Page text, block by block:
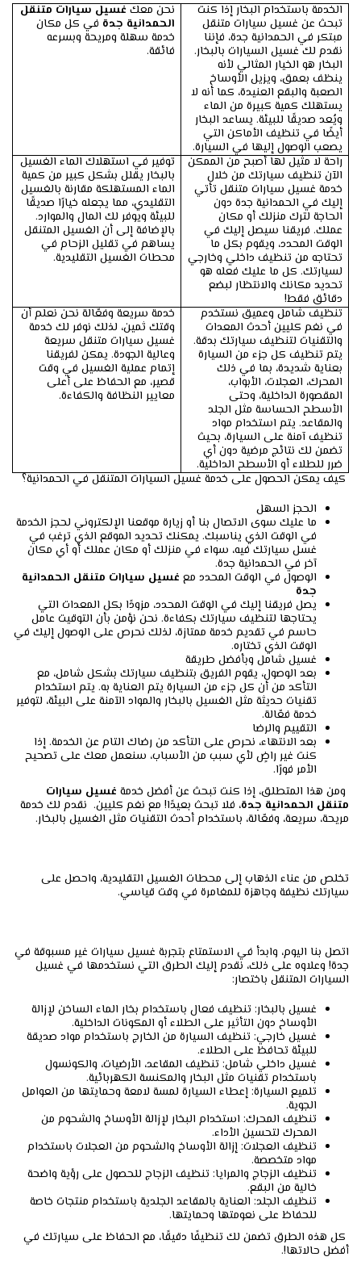
الخدمة باستخدام البخار إذا كنت
تبحث عن غسيل سيارات متنقل
مبتكر في الحمدانية جدة، فإننا
نقدم لك غسيل السيارات بالبخار.
البخار هو الخيار المثالي لأنه
ينظف بعمق، ويزيل الأوساخ
الصعبة والبقع العنيدة، كما أنه لا
يستهلك كمية كبيرة من الماء
ويُعد صديقًا للبيئة. يساعد البخار
أيضًا في تنظيف الأماكن التي
يصعب الوصول إليها في السيارة.
نحن معك غسيل سيارات متنقل
الحمدانية جدة في كل مكان
خدمة سهلة ومريحة وبسرعه
فائقة.
راحة لا مثيل لها أصبح من الممكن
الآن تنظيف سيارتك من خلال
خدمة غسيل سيارات متنقل تأتي
إليك في الحمدانية جدة دون
الحاجة لترك منزلك أو مكان
عملك. فريقنا سيصل إليك في
الوقت المحدد، ويقوم بكل ما
تحتاجه من تنظيف داخلي وخارجي
لسيارتك. كل ما عليك فعله هو
تحديد مكانك والانتظار لبضع
دقائق فقط!
توفير في استهلاك الماء الغسيل
بالبخار يقلل بشكل كبير من كمية
الماء المستهلكة مقارنة بالغسيل
التقليدي، مما يجعله خيارًا صديقًا
للبيئة ويوفر لك المال والموارد.
بالإضافة إلى أن الغسيل المتنقل
يساهم في تقليل الزحام في
محطات الغسيل التقليدية.
تنظيف شامل وعميق نستخدم
في نغم كليين أحدث المعدات
والتقنيات لتنظيف سيارتك بدقة.
يتم تنظيف كل جزء من السيارة
بعناية شديدة، بما في ذلك
المحرك، العجلات، الأبواب،
المقصورة الداخلية، وحتى
الأسطح الحساسة مثل الجلد
والمقاعد. يتم استخدام مواد
تنظيف آمنة على السيارة، بحيث
تضمن لك نتائج مرضية دون أي
ضرر للطلاء أو الأسطح الداخلية.
خدمة سريعة وفعّالة نحن نعلم أن
وقتك ثمين، لذلك نوفر لك خدمة
غسيل سيارات متنقل سريعة
وعالية الجودة. يمكن لفريقنا
إتمام عملية الغسيل في وقت
قصير، مع الحفاظ على أعلى
معايير النظافة والكفاءة.
كيف يمكن الحصول على خدمة غسيل السيارات المتنقل في الحمدانية؟
الحجز السهل
ما عليك سوى الاتصال بنا أو زيارة موقعنا الإلكتروني لحجز الخدمة
في الوقت الذي يناسبك. يمكنك تحديد الموقع الذي ترغب في
غسل سيارتك فيه، سواء في منزلك أو مكان عملك أو أي مكان
آخر في الحمدانية جدة.
الوصول في الوقت المحدد مع غسيل سيارات متنقل الحمدانية
جدة
يصل فريقنا إليك في الوقت المحدد، مزودًا بكل المعدات التي
يحتاجها لتنظيف سيارتك بكفاءة. نحن نؤمن بأن التوقيت عامل
حاسم في تقديم خدمة ممتازة، لذلك نحرص على الوصول إليك في
الوقت الذي تختاره.
غسيل شامل وبأفضل طريقة
بعد الوصول، يقوم الفريق بتنظيف سيارتك بشكل شامل، مع
التأكد من أن كل جزء من السيارة يتم العناية به. يتم استخدام
تقنيات حديثة مثل الغسيل بالبخار والمواد الآمنة على البيئة، لتوفير
خدمة فعّالة.
التقييم والرضا
بعد الانتهاء، نحرص على التأكد من رضاك التام عن الخدمة. إذا
كنت غير راضٍ لأي سبب من الأسباب، سنعمل معك على تصحيح
الأمر فورًا.
ومن هذا المتطلق، إذا كنت تبحث عن أفضل خدمة غسيل سيارات
متنقل الحمدانية جدة، فلا تبحث بعيدًا! مع نغم كليين. نقدم لك خدمة
مريحة، سريعة، وفعّالة، باستخدام أحدث التقنيات مثل الغسيل بالبخار.
تخلص من عناء الذهاب إلى محطات الغسيل التقليدية، واحصل على
سيارتك نظيفة وجاهزة للمغامرة في وقت قياسي.
اتصل بنا اليوم، وابدأ في الاستمتاع بتجربة غسيل سيارات غير مسبوقة في
جدة! وعلاوه على ذلك، نقدم إليك الطرق التي نستخدمها في غسيل
السيارات المتنقل باختصار:
غسيل بالبخار: تنظيف فعال باستخدام بخار الماء الساخن لإزالة
الأوساخ دون التأثير على الطلاء أو المكونات الداخلية.
غسيل خارجي: تنظيف السيارة من الخارج باستخدام مواد صديقة
للبيئة تحافظ على الطلاء.
غسيل داخلي شامل: تنظيف المقاعد، الأرضيات، والكونسول
باستخدام تقنيات مثل البخار والمكنسة الكهربائية.
تلميع السيارة: إعطاء السيارة لمسة لامعة وحمايتها من العوامل
الجوية.
تنظيف المحرك: استخدام البخار لإزالة الأوساخ والشحوم من
المحرك لتحسين الأداء.
تنظيف العجلات: إزالة الأوساخ والشحوم من العجلات باستخدام
مواد متخصصة.
تنظيف الزجاج والمرايا: تنظيف الزجاج للحصول على رؤية واضحة
خالية من البقع.
تنظيف الجلد: العناية بالمقاعد الجلدية باستخدام منتجات خاصة
للحفاظ على نعومتها وحمايتها.
كل هذه الطرق تضمن لك تنظيفًا دقيقًا، مع الحفاظ على سيارتك في
أفضل حالاتها!.